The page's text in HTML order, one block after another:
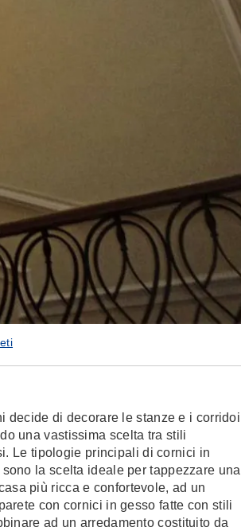
decide di decorare le stanze e i corridoi
una vastissima scelta tra stili
Le tipologie principali di cornici in
la scelta ideale per tappezzare una
più ricca e confortevole, ad un
con cornici in gesso fatte con stili
ad un arredamento costituito da